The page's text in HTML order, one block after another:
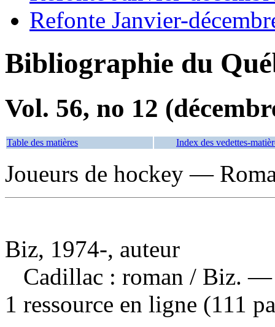
Refonte Janvier-
Bibliographie du
Vol. 56, no 12
Table des matières Index des vedettes-
Joueurs de hockey —
Biz, 1974-, auteur
Cadillac : roman / Biz. —
1 ressource en ligne (111